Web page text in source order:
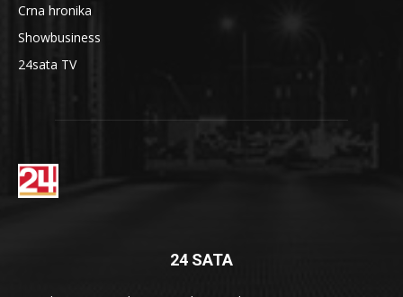
Crna hronika
Showbusiness
24sata TV
24 SATA